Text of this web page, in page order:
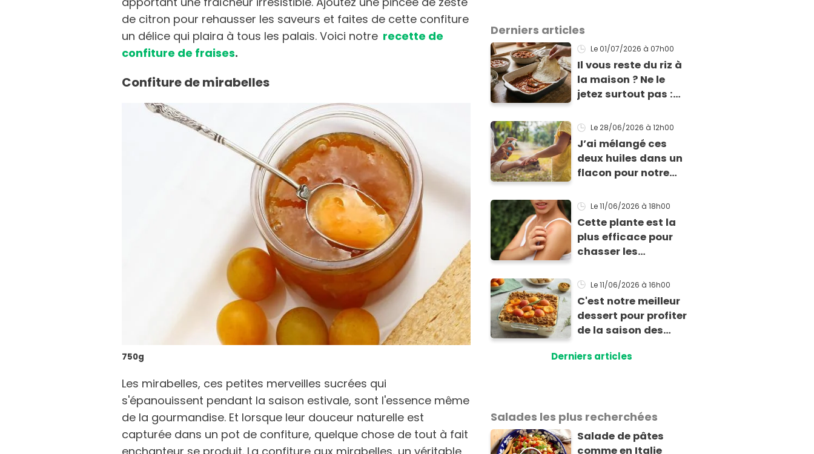
de citron pour rehausser les saveurs et faites de cette confiture
un délice qui plaira à tous les palais. Voici notre recette de
confiture de fraises.
Confiture de mirabelles
750g
Les mirabelles, ces petites merveilles sucrées qui
s'épanouissent pendant la saison estivale, sont l'essence même
de la gourmandise. Et lorsque leur douceur naturelle est
capturée dans un pot de confiture, quelque chose de tout à fait
Derniers articles
Le 01/07/2026 à 07h00
Il vous reste du riz à
la maison ? Ne le
jetez surtout pas :
pâte à lasagne sans
gluten et sans
lactose
Le 28/06/2026 à 12h00
J’ai mélangé ces
deux huiles dans un
flacon pour notre
tout le monde a exigé
de repartir avec la
recette de ma lotion
Le 11/06/2026 à 18h00
Cette plante est la
plus efficace pour
chasser les
ce n’est pas la
citronnelle !)
Le 11/06/2026 à 16h00
C'est notre meilleur
dessert pour profiter
de la saison des
au spéculoos
Derniers articles
Salades les plus recherchées
Salade de pâtes
comme en Italie